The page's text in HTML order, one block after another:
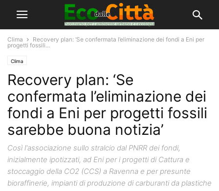
Clima
Recovery plan: ‘Se confermata l’eliminazione dei fondi a Eni per
progetti fossili...
Clima
Recovery plan: ‘Se
confermata l’eliminazione dei
fondi a Eni per progetti fossili
sarebbe buona notizia’
Così l'associazione sullo stralcio dal PNRR dei fondi,
inizialmente ipotizzati, ad Eni per i progetti di Cattura e
stoccaggio della CO2 (CCS) a Ravenna e per presunte
bioraffinerie, impianti di produzione di carburanti da plastiche